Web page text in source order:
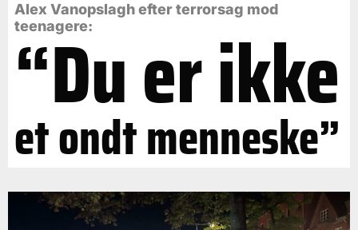
Alex Vanopslagh efter terrorsag mod
teenagere:
“Du er ikke
et ondt menneske”